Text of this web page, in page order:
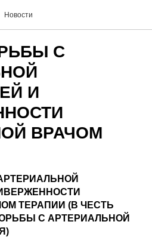
Новости
С
И
ВРАЧОМ
ТЕРАПИИ (В ЧЕСТЬ
С АРТЕРИАЛЬНОЙ